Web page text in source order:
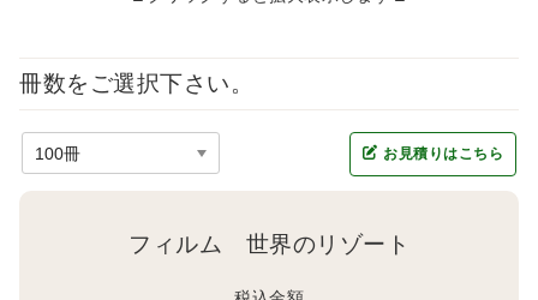
冊数をご選択下さい。
お見積りはこちら
フィルム 世界のリゾート